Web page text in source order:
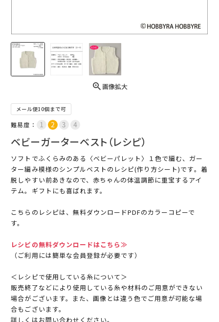
画像拡大
メール便10個まで可
難易度：
ベビーガーターベスト（レシピ）
ソフトでふくらみのある〈ベビーパレット〉１色で編む、ガー
ター編み模様のシンプルベストのレシピ(作り方シート)です。着
脱しやすい前あきなので、赤ちゃんの体温調節に重宝するアイ
テム。ギフトにも喜ばれます。
こちらのレシピは、無料ダウンロードPDFのカラーコピーで
す。
レシピの無料ダウンロードはこちら≫
（ご利用には簡単な会員登録が必要です）
＜レシピで使用している糸について＞
販売終了などにより使用している糸や材料のご用意ができない
場合がございます。また、画像とは違う色でご用意が可能な場
合もございます。
詳しくはお問い合わせください。